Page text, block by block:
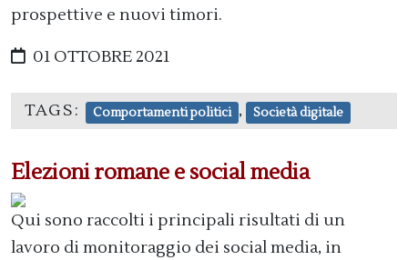
prospettive e nuovi timori.
01 OTTOBRE 2021
TAGS: Comportamenti politici , Società digitale
Elezioni romane e social media
Qui sono raccolti i principali risultati di un
lavoro di monitoraggio dei social media, in